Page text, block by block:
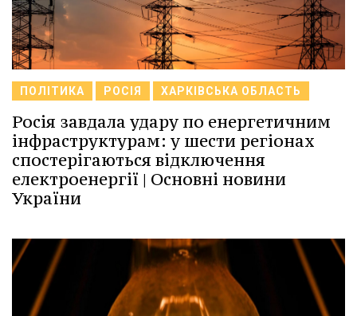
ПОЛІТИКА РОСІЯ ХАРКІВСЬКА ОБЛАСТЬ
Росія завдала удару по енергетичним
інфраструктурам: у шести регіонах
спостерігаються відключення
електроенергії | Основні новини
України